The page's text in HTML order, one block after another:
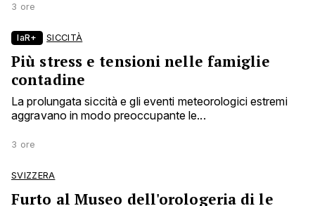
3 ore
laR+ SICCITÀ
Più stress e tensioni nelle famiglie
contadine
La prolungata siccità e gli eventi meteorologici estremi
aggravano in modo preoccupante le...
3 ore
SVIZZERA
Furto al Museo dell'orologeria di le